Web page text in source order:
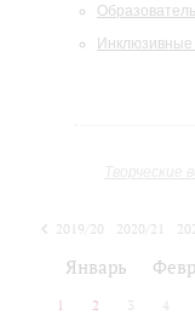
Творческие
2019/20 2020/21
Январь
1 2 3 4